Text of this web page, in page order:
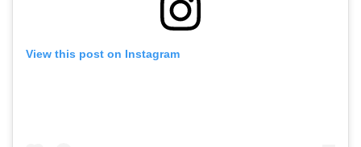
View this post on Instagram